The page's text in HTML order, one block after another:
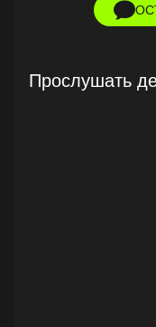
Прослушать